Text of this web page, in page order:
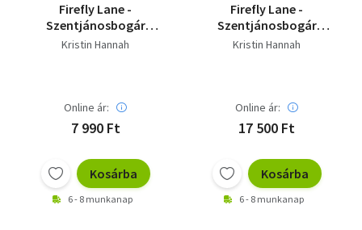
Firefly Lane -
Szentjánosbogár
lányok
Kristin Hannah
Online ár:
7 990 Ft
Kosárba
6 - 8 munkanap
Firefly Lane -
Szentjánosbogár
lányok
Kristin Hannah
Online ár:
17 500 Ft
Kosárba
6 - 8 munkanap